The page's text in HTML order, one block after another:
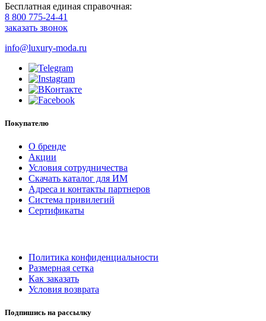
Бесплатная единая справочная:
8 800 775-24-41
заказать звонок
info@luxury-moda.ru
Покупателю
О бренде
Акции
Условия сотрудничества
Скачать каталог для ИМ
Адреса и контакты партнеров
Система привилегий
Сертификаты
Политика конфиденциальности
Размерная сетка
Как заказать
Условия возврата
Подпишись на рассылку